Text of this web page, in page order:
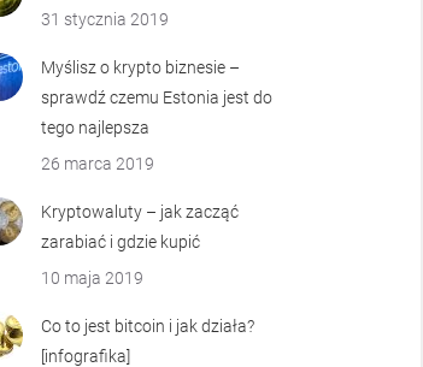
31 stycznia 2019
Myślisz o krypto biznesie –
sprawdź czemu Estonia jest do
tego najlepsza
26 marca 2019
Kryptowaluty – jak zacząć
zarabiać i gdzie kupić
10 maja 2019
Co to jest bitcoin i jak działa?
[infografika]